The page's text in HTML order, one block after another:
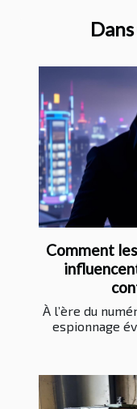
Comment
À l’ère du
espionnage